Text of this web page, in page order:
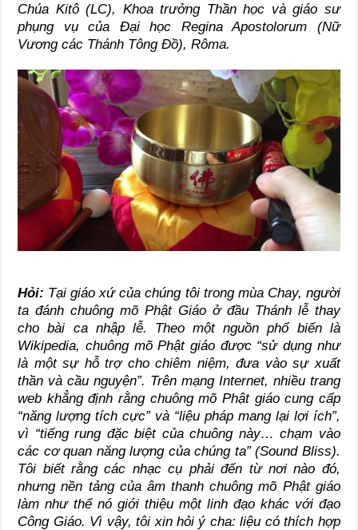
Chúa Kitô (LC), Khoa trưởng Thần học và giáo sư
phụng vụ của Đại học Regina Apostolorum (Nữ
Vương các Thánh Tông Đồ), Rôma.
Hỏi: Tại giáo xứ của chúng tôi trong mùa Chay, người
ta đánh chuông mõ Phật Giáo ở đầu Thánh lễ thay
cho bài ca nhập lễ. Theo một nguồn phổ biến là
Wikipedia, chuông mõ Phật giáo được “sử dụng như
là một sự hỗ trợ cho chiêm niệm, đưa vào sự xuất
thần và cầu nguyện”. Trên mạng Internet, nhiều trang
web khẳng định rằng chuông mõ Phật giáo cung cấp
“năng lượng tích cực” và “liệu pháp mang lại lợi ích”,
vì “tiếng rung đặc biệt của chuông này… chạm vào
các cơ quan năng lượng của chúng ta” (Sound Bliss).
Tôi biết rằng các nhạc cụ phải đến từ nơi nào đó,
nhưng nền tảng của âm thanh chuông mõ Phật giáo
làm như thể nó giới thiệu một linh đạo khác với đạo
Công Giáo. Vì vậy, tôi xin hỏi ý cha: liệu có thích hợp